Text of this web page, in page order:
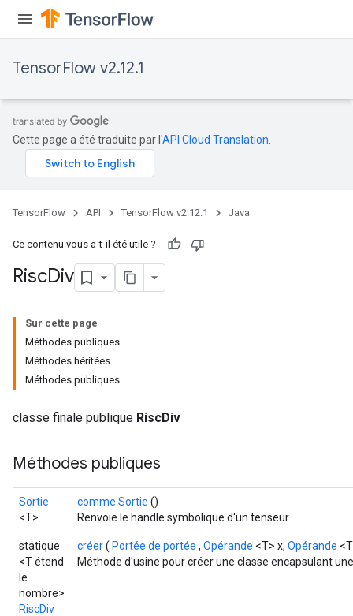
TensorFlow v2.12.1
Cette page a été traduite par l'API Cloud Translation
TensorFlow API TensorFlow v2.12.1 Java
Ce contenu vous a-t-il été utile ?
RiscDiv
Sur cette page
Méthodes publiques
Méthodes héritées
Méthodes publiques
classe finale publique RiscDiv
Méthodes publiques
Sortie
<T>
comme Sortie ()
Renvoie le handle symbolique d'un tenseur.
statique
<T étend
le
nombre>
RiscDiv
créer( Portée de portée , Opérande <T> x, Opérande
Méthode d'usine pour créer une classe encapsulant